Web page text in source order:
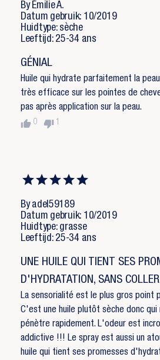
By Émilie A.
Datum gebruik: 10/2019
Huidtype: sèche
Leeftijd: 25-34 ans
GÉNIAL
Huile qui hydrate parfaitement la
très efficace sur les pointes de
pas après application sur la peau.
thumb_up 0 thumb_down 1
By adel59189
Datum gebruik: 10/2019
Huidtype: grasse
Leeftijd: 25-34 ans
UNE HUILE QUI TIENT SES
D'HYDRATATION, SANS
La sensorialité est le plus gros point
C'est une huile plutôt sèche donc qui
pénètre rapidement. L'odeur est
addictive !!! Le spray est aussi un
huile qui tient ses promesses